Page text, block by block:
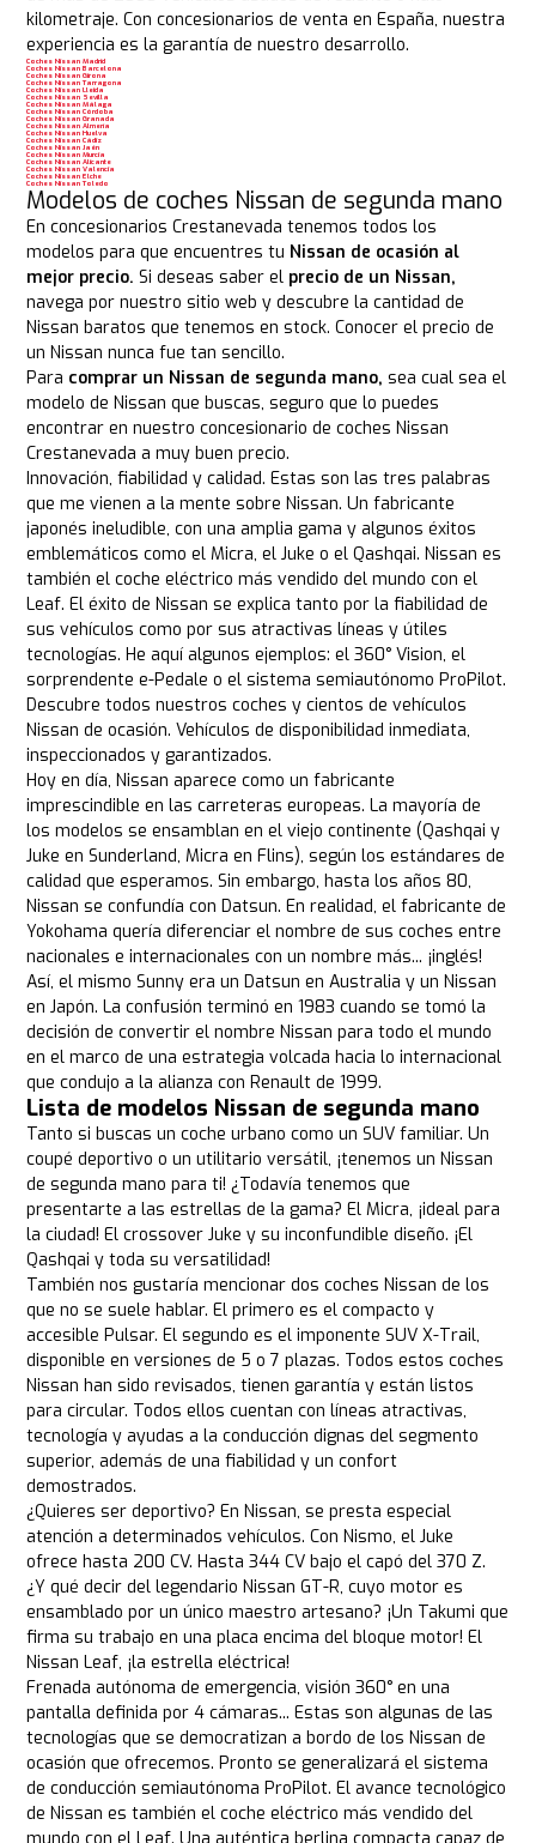
kilometraje. Con concesionarios de venta en España, nuestra
experiencia es la garantía de nuestro desarrollo.
Coches Nissan Madrid
Coches Nissan Barcelona
Coches Nissan Girona
Coches Nissan Tarragona
Coches Nissan Lleida
Coches Nissan Sevilla
Coches Nissan Málaga
Coches Nissan Córdoba
Coches Nissan Granada
Coches Nissan Almería
Coches Nissan Huelva
Coches Nissan Cádiz
Coches Nissan Jaén
Coches Nissan Murcia
Coches Nissan Alicante
Coches Nissan Valencia
Coches Nissan Elche
Coches Nissan Toledo
Modelos de coches Nissan de segunda mano
En concesionarios Crestanevada tenemos todos los
modelos para que encuentres tu Nissan de ocasión al
mejor precio. Si deseas saber el precio de un Nissan,
navega por nuestro sitio web y descubre la cantidad de
Nissan baratos que tenemos en stock. Conocer el precio de
un Nissan nunca fue tan sencillo.
Para comprar un Nissan de segunda mano, sea cual sea el
modelo de Nissan que buscas, seguro que lo puedes
encontrar en nuestro concesionario de coches Nissan
Crestanevada a muy buen precio.
Innovación, fiabilidad y calidad. Estas son las tres palabras
que me vienen a la mente sobre Nissan. Un fabricante
japonés ineludible, con una amplia gama y algunos éxitos
emblemáticos como el Micra, el Juke o el Qashqai. Nissan es
también el coche eléctrico más vendido del mundo con el
Leaf. El éxito de Nissan se explica tanto por la fiabilidad de
sus vehículos como por sus atractivas líneas y útiles
tecnologías. He aquí algunos ejemplos: el 360° Vision, el
sorprendente e-Pedale o el sistema semiautónomo ProPilot.
Descubre todos nuestros coches y cientos de vehículos
Nissan de ocasión. Vehículos de disponibilidad inmediata,
inspeccionados y garantizados.
Hoy en día, Nissan aparece como un fabricante
imprescindible en las carreteras europeas. La mayoría de
los modelos se ensamblan en el viejo continente (Qashqai y
Juke en Sunderland, Micra en Flins), según los estándares de
calidad que esperamos. Sin embargo, hasta los años 80,
Nissan se confundía con Datsun. En realidad, el fabricante de
Yokohama quería diferenciar el nombre de sus coches entre
nacionales e internacionales con un nombre más... ¡inglés!
Así, el mismo Sunny era un Datsun en Australia y un Nissan
en Japón. La confusión terminó en 1983 cuando se tomó la
decisión de convertir el nombre Nissan para todo el mundo
en el marco de una estrategia volcada hacia lo internacional
que condujo a la alianza con Renault de 1999.
Lista de modelos Nissan de segunda mano
Tanto si buscas un coche urbano como un SUV familiar. Un
coupé deportivo o un utilitario versátil, ¡tenemos un Nissan
de segunda mano para ti! ¿Todavía tenemos que
presentarte a las estrellas de la gama? El Micra, ¡ideal para
la ciudad! El crossover Juke y su inconfundible diseño. ¡El
Qashqai y toda su versatilidad!
También nos gustaría mencionar dos coches Nissan de los
que no se suele hablar. El primero es el compacto y
accesible Pulsar. El segundo es el imponente SUV X-Trail,
disponible en versiones de 5 o 7 plazas. Todos estos coches
Nissan han sido revisados, tienen garantía y están listos
para circular. Todos ellos cuentan con líneas atractivas,
tecnología y ayudas a la conducción dignas del segmento
superior, además de una fiabilidad y un confort
demostrados.
¿Quieres ser deportivo? En Nissan, se presta especial
atención a determinados vehículos. Con Nismo, el Juke
ofrece hasta 200 CV. Hasta 344 CV bajo el capó del 370 Z.
¿Y qué decir del legendario Nissan GT-R, cuyo motor es
ensamblado por un único maestro artesano? ¡Un Takumi que
firma su trabajo en una placa encima del bloque motor! El
Nissan Leaf, ¡la estrella eléctrica!
Frenada autónoma de emergencia, visión 360° en una
pantalla definida por 4 cámaras... Estas son algunas de las
tecnologías que se democratizan a bordo de los Nissan de
ocasión que ofrecemos. Pronto se generalizará el sistema
de conducción semiautónoma ProPilot. El avance tecnológico
de Nissan es también el coche eléctrico más vendido del